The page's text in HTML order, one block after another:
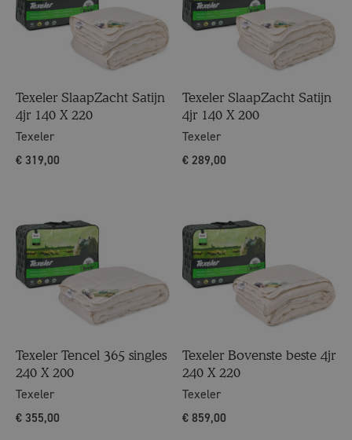
Texeler SlaapZacht Satijn
4jr 140 X 220
Texeler
€ 319,00
Texeler SlaapZacht Satijn
4jr 140 X 200
Texeler
€ 289,00
Texeler Tencel 365 singles
240 X 200
Texeler
€ 355,00
Texeler Bovenste beste 4jr
240 X 220
Texeler
€ 859,00